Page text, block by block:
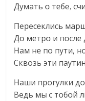
Думать о тебе,
Пересеклись
До метро и после
Нам не по пути,
Сквозь эти
Наши прогулки
Ведь мы с тобой